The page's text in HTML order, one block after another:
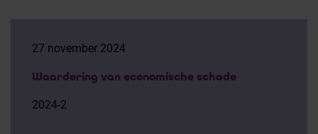
27 november 2024
Waardering van economische schade
2024-2